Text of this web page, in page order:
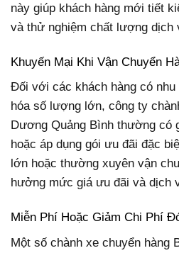
này giúp khách hàng mới tiết
và thử nghiệm chất lượng dịch
Khuyến Mại Khi Vận Chuyển
Đối với các khách hàng có nhu
hóa số lượng lớn, công ty
Dương Quảng Bình thường có
hoặc áp dụng gói ưu đãi đặc
lớn hoặc thường xuyên vận
hưởng mức giá ưu đãi và dịch
Miễn Phí Hoặc Giảm Chi Phí
Một số chành xe chuyển hàng